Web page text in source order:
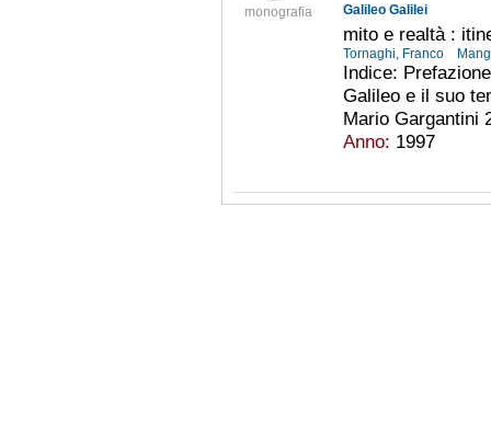
monografia Galileo Galilei
mito e realtà :
Tornaghi, Franco
Indice:
Galileo e il suo
Mario Gargantini
Anno: 1997